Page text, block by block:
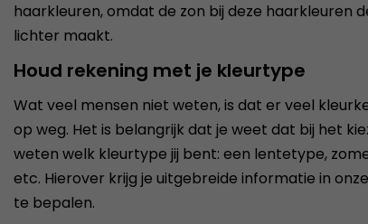
haarkleuren, omdat de zon bij deze haarkleuren
lichter maakt.
Houd rekening met je kleurtype
Wat veel mensen niet weten, is dat er veel
op weg. Het is belangrijk dat je weet dat bij het
weten welk kleurtype jij bent: een lentetype,
etc. Hierover krijg je uitgebreide informatie in onze
te bepalen.